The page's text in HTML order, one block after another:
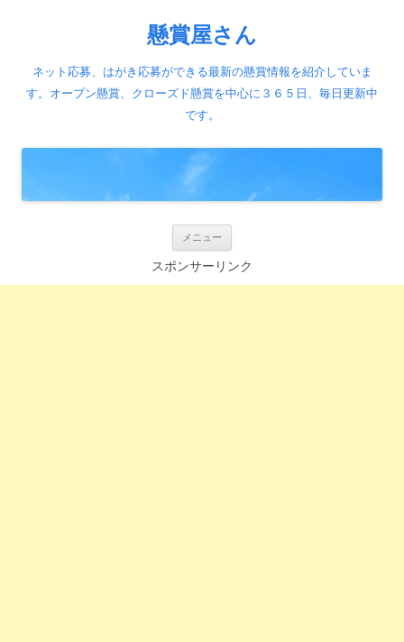
懸賞屋さん
ネット応募、はがき応募ができる最新の懸賞情報を紹介していま
す。オープン懸賞、クローズド懸賞を中心に３６５日、毎日更新中
です。
メニュー
ン
ツ
スポンサーリンク